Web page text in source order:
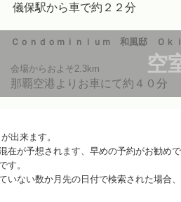
儀保駅から車で約２２分
空
Ｃｏｎｄｏｍｉｎｉｕｍ 和風邸 Ｏｋ
会場からおよそ2.3km
那覇空港よりお車にて約４０分
出来ます。
が予想されます、早めの予約がお勧めで
す。
いない数か月先の日付で検索された場合